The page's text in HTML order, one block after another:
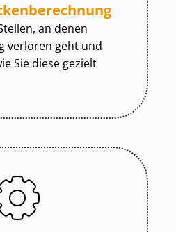
an denen
verloren geht und
Sie diese gezielt